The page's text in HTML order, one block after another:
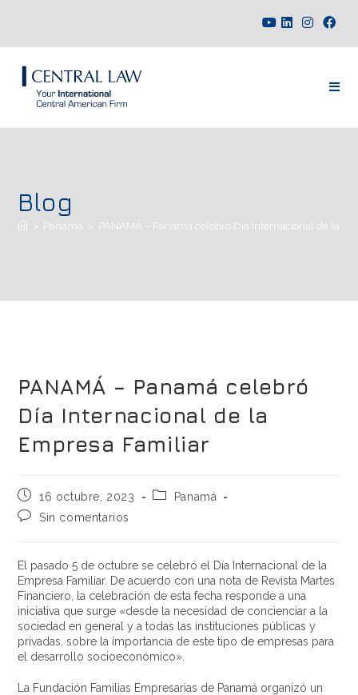
Blog
> Panamá > PANAMÁ – Panamá celebró Día Internacional de la
PANAMÁ – Panamá celebró
Día Internacional de la
Empresa Familiar
16 octubre, 2023
Panamá
Sin comentarios
El pasado 5 de octubre se celebró el Día Internacional de la
Empresa Familiar. De acuerdo con una nota de Revista Martes
Financiero, la celebración de esta fecha responde a una
iniciativa que surge «desde la necesidad de concienciar a la
sociedad en general y a todas las instituciones públicas y
privadas, sobre la importancia de este tipo de empresas para
el desarrollo socioeconómico».
La Fundación Familias Empresarias de Panamá organizó un